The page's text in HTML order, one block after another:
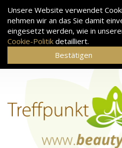
Unsere Website verwendet
nehmen wir an das Sie damit
eingesetzt werden, wie in
Cookie-Politik detailliert.
Bestätigen